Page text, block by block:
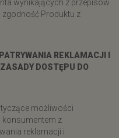
wynikających z przepisów
Produktu z
REKLAMACJI I
DOSTĘPU DO
możliwości
konsumentem z
reklamacji i